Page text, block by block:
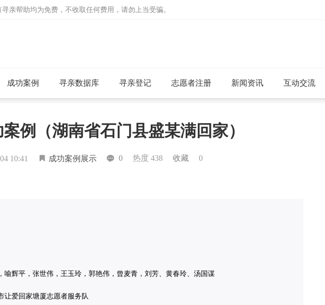
亲帮助均为免费，不收取任何费用，请勿上当受骗。
成功案例 寻亲数据库 寻亲登记 志愿者注册 新闻资讯 互动交流
例（湖南省石门县盛某满回家）
10:41 成功案例展示 0 热度 438 收藏 0
喻辉平，张世伟，王玉玲，郭艳伟，曾麦青，刘芳、黄春玲、汤国谋
让爱回家塘厦志愿者服务队